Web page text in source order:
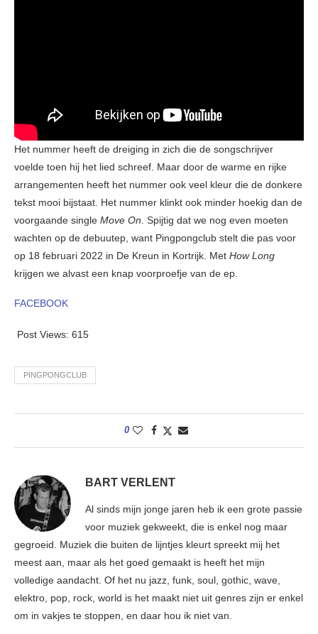
Het nummer heeft de dreiging in zich die de songschrijver
voelde toen hij het lied schreef. Maar door de warme en rijke
arrangementen heeft het nummer ook veel kleur die de donkere
tekst mooi bijstaat. Het nummer klinkt ook minder hoekig dan de
voorgaande single Move On . Spijtig dat we nog even moeten
wachten op de debuutep, want Pingpongclub stelt die pas voor
op 18 februari 2022 in De Kreun in Kortrijk. Met How Long
krijgen we alvast een knap voorproefje van de ep.
FACEBOOK
Post Views: 615
PINGPONGCLUB
0
BART VERLENT
Al sinds mijn jonge jaren heb ik een grote passie
voor muziek gekweekt, die is enkel nog maar
gegroeid. Muziek die buiten de lijntjes kleurt spreekt mij het
meest aan, maar als het goed gemaakt is heeft het mijn
volledige aandacht. Of het nu jazz, funk, soul, gothic, wave,
elektro, pop, rock, world is het maakt niet uit genres zijn er enkel
om in vakjes te stoppen, en daar hou ik niet van.